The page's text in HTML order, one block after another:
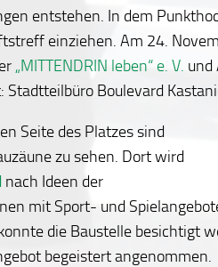
entstehen. In dem
einziehen. Am 24.
„MITTENDRIN leben“ e. V. und
Stadtteilbüro Boulevard
Seite des Platzes sind
zu sehen. Dort wird
nach Ideen der
mit Sport- und
die Baustelle besichtigt
begeistert angenommen.